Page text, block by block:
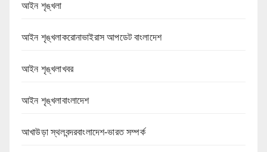
আইন শৃঙ্খলা
আইন শৃঙ্খলাকরোনাভাইরাস আপডেট বাংলাদেশ
আইন শৃঙ্খলাখবর
আইন শৃঙ্খলাবাংলাদেশ
আখাউড়া স্থলবন্দরবাংলাদেশ-ভারত সম্পর্ক